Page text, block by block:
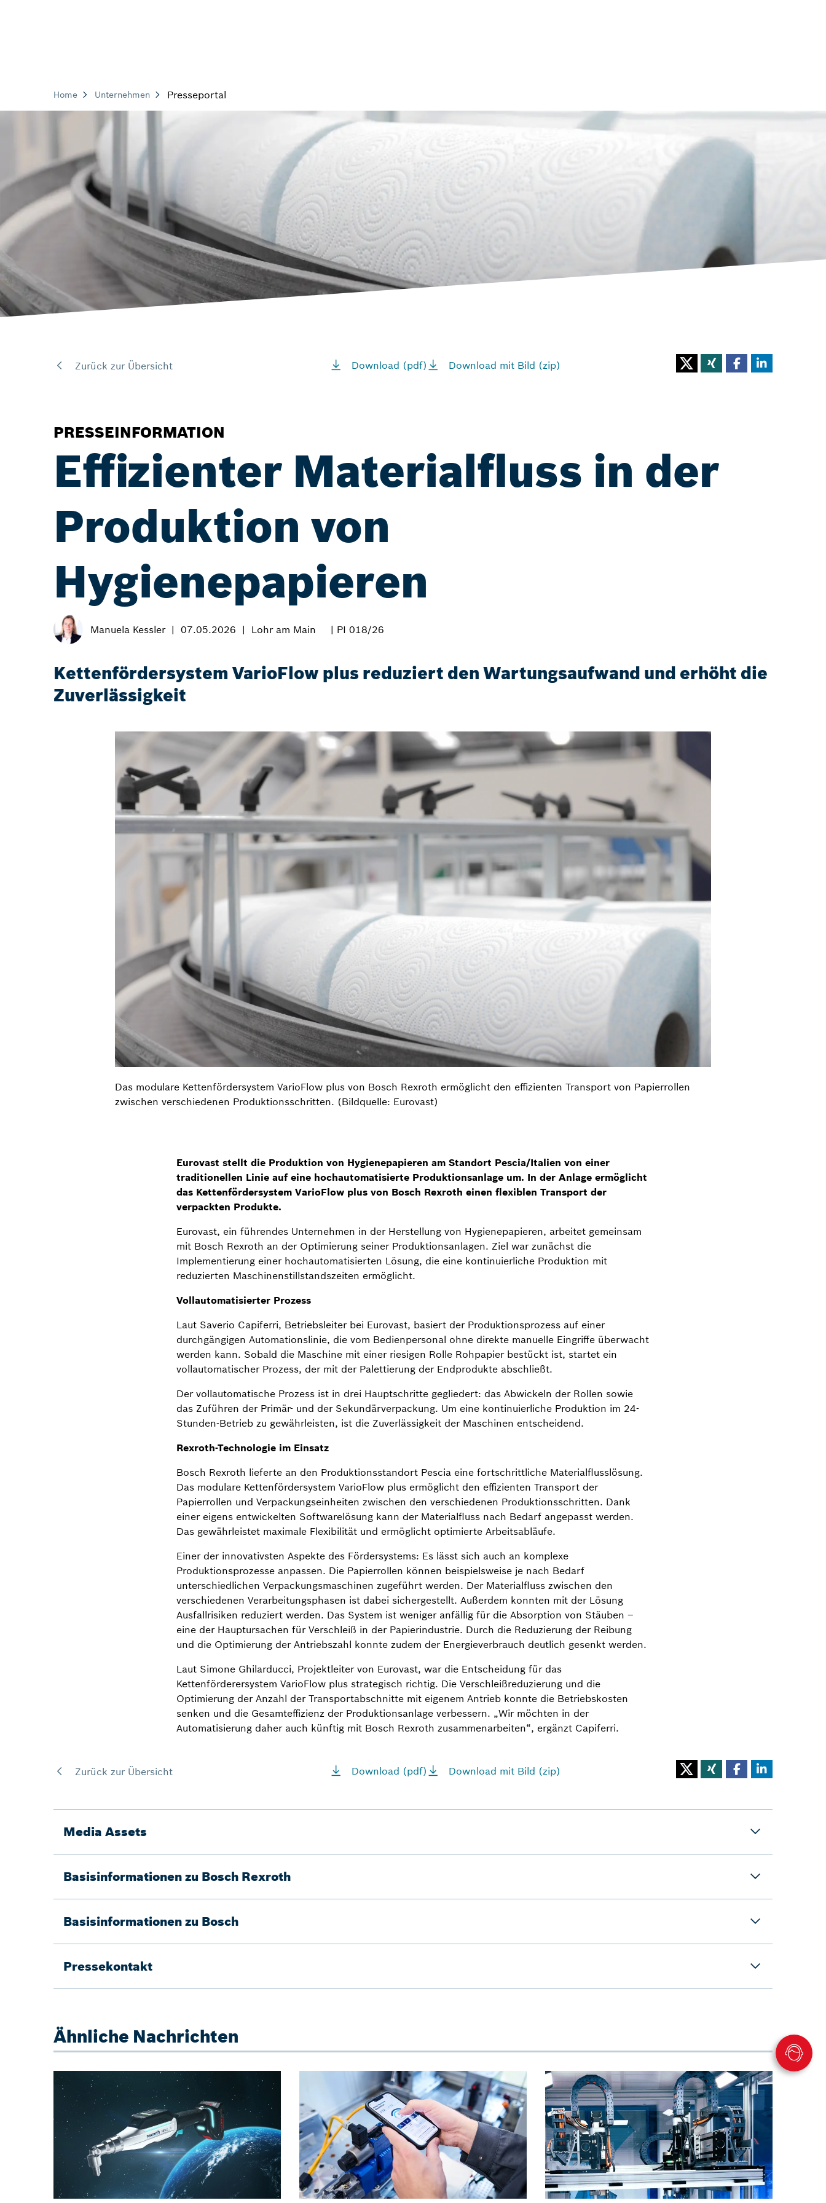
Home Unternehmen Presseportal
Zurück zur Übersicht Download (pdf) Download mit Bild (zip)
PRESSEINFORMATION
Effizienter Materialfluss in der
Produktion von
Hygienepapieren
Manuela Kessler 07.05.2026 Lohr am Main | PI 018/26
Kettenfördersystem VarioFlow plus reduziert den Wartungsaufwand und erhöht die
Zuverlässigkeit
Das modulare Kettenfördersystem VarioFlow plus von Bosch Rexroth ermöglicht den effizienten Transport von Papierrollen
zwischen verschiedenen Produktionsschritten. (Bildquelle: Eurovast)
Eurovast stellt die Produktion von Hygienepapieren am Standort Pescia/Italien von einer
traditionellen Linie auf eine hochautomatisierte Produktionsanlage um. In der Anlage ermöglicht
das Kettenfördersystem VarioFlow plus von Bosch Rexroth einen flexiblen Transport der
verpackten Produkte.
Eurovast, ein führendes Unternehmen in der Herstellung von Hygienepapieren, arbeitet gemeinsam
mit Bosch Rexroth an der Optimierung seiner Produktionsanlagen. Ziel war zunächst die
Implementierung einer hochautomatisierten Lösung, die eine kontinuierliche Produktion mit
reduzierten Maschinenstillstandszeiten ermöglicht.
Vollautomatisierter Prozess
Laut Saverio Capiferri, Betriebsleiter bei Eurovast, basiert der Produktionsprozess auf einer
durchgängigen Automationslinie, die vom Bedienpersonal ohne direkte manuelle Eingriffe überwacht
werden kann. Sobald die Maschine mit einer riesigen Rolle Rohpapier bestückt ist, startet ein
vollautomatischer Prozess, der mit der Palettierung der Endprodukte abschließt.
Der vollautomatische Prozess ist in drei Hauptschritte gegliedert: das Abwickeln der Rollen sowie
das Zuführen der Primär- und der Sekundärverpackung. Um eine kontinuierliche Produktion im 24-
Stunden-Betrieb zu gewährleisten, ist die Zuverlässigkeit der Maschinen entscheidend.
Rexroth-Technologie im Einsatz
Bosch Rexroth lieferte an den Produktionsstandort Pescia eine fortschrittliche Materialflusslösung.
Das modulare Kettenfördersystem VarioFlow plus ermöglicht den effizienten Transport der
Papierrollen und Verpackungseinheiten zwischen den verschiedenen Produktionsschritten. Dank
einer eigens entwickelten Softwarelösung kann der Materialfluss nach Bedarf angepasst werden.
Das gewährleistet maximale Flexibilität und ermöglicht optimierte Arbeitsabläufe.
Einer der innovativsten Aspekte des Fördersystems: Es lässt sich auch an komplexe
Produktionsprozesse anpassen. Die Papierrollen können beispielsweise je nach Bedarf
unterschiedlichen Verpackungsmaschinen zugeführt werden. Der Materialfluss zwischen den
verschiedenen Verarbeitungsphasen ist dabei sichergestellt. Außerdem konnten mit der Lösung
Ausfallrisiken reduziert werden. Das System ist weniger anfällig für die Absorption von Stäuben –
eine der Hauptursachen für Verschleiß in der Papierindustrie. Durch die Reduzierung der Reibung
und die Optimierung der Antriebszahl konnte zudem der Energieverbrauch deutlich gesenkt werden.
Laut Simone Ghilarducci, Projektleiter von Eurovast, war die Entscheidung für das
Kettenförderersystem VarioFlow plus strategisch richtig. Die Verschleißreduzierung und die
Optimierung der Anzahl der Transportabschnitte mit eigenem Antrieb konnte die Betriebskosten
senken und die Gesamteffizienz der Produktionsanlage verbessern. „Wir möchten in der
Automatisierung daher auch künftig mit Bosch Rexroth zusammenarbeiten“, ergänzt Capiferri.
Zurück zur Übersicht Download (pdf) Download mit Bild (zip)
Media Assets
Basisinformationen zu Bosch Rexroth
Basisinformationen zu Bosch
Pressekontakt
Ähnliche Nachrichten